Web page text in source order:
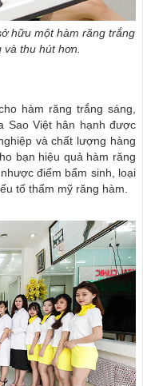
hữu một hàm răng trắng
thu hút hơn.
hàm răng trắng sáng,
Sao Việt hân hạnh được
và chất lượng hàng
bạn hiệu quả hàm răng
điểm bẩm sinh, loại
tố thẩm mỹ răng hàm.